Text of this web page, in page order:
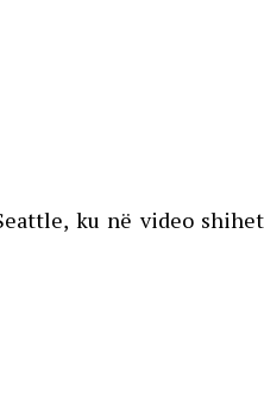
ku në video